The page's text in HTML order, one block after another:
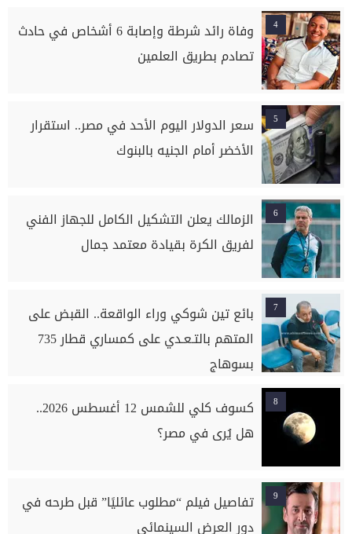
4
وفاة رائد شرطة وإصابة 6 أشخاص في حادث
تصادم بطريق العلمين
5
سعر الدولار اليوم الأحد في مصر.. استقرار
الأخضر أمام الجنيه بالبنوك
6
الزمالك يعلن التشكيل الكامل للجهاز الفني
لفريق الكرة بقيادة معتمد جمال
7
بائع تين شوكي وراء الواقعة.. القبض على
المتهم بالتـعـدي على كمساري قطار 735
بسوهاج
8
كسوف كلي للشمس 12 أغسطس 2026..
هل يُرى في مصر؟
9
تفاصيل فيلم “مطلوب عائليًا” قبل طرحه في
دور العرض السينمائي